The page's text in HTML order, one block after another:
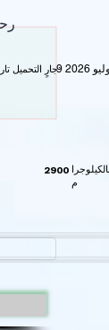
2026 جارٍ التحميل تاريخ:
بالكيلوجرا
م